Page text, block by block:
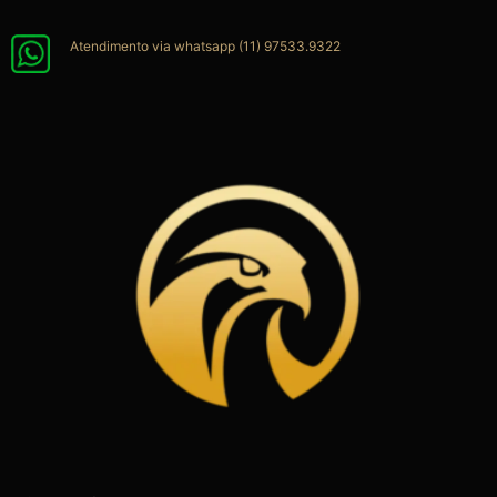
para
Atendimento via whatsapp (11) 97533.9322